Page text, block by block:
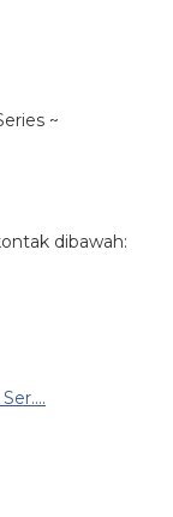
~
dibawah: